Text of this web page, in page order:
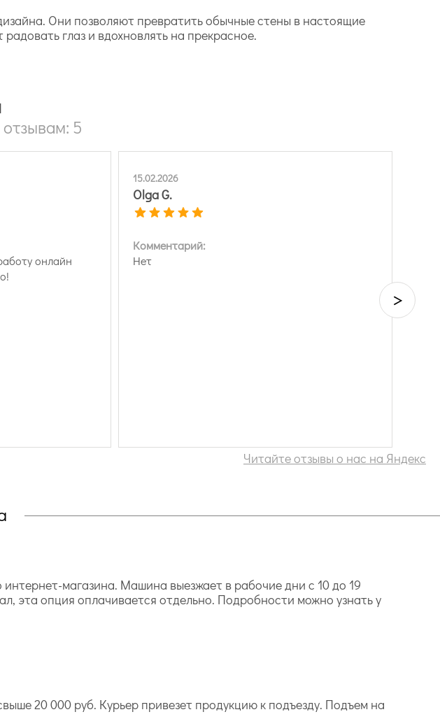
Они позволяют превратить обычные стены в настоящие
глаз и вдохновлять на прекрасное.
5
онлайн
15.02.2026
Olga G.
Комментарий:
Нет
>
Читайте отзывы о нас на Яндекс
магазина. Машина выезжает в рабочие дни с 10 до 19
эта опция оплачивается отдельно. Подробности можно узнать у
20 000 руб. Курьер привезет продукцию к подъезду. Подъем на